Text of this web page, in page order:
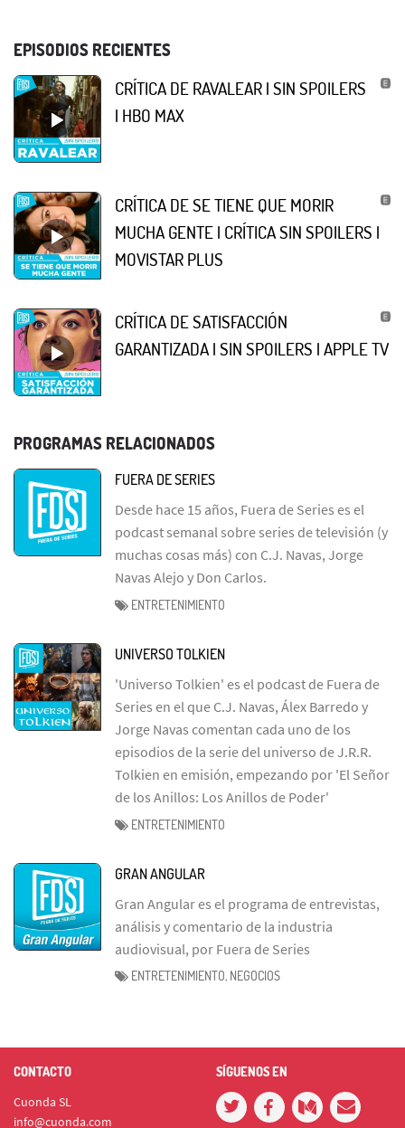
EPISODIOS RECIENTES
CRÍTICA DE RAVALEAR | SIN SPOILERS
| HBO MAX
CRÍTICA DE SE TIENE QUE MORIR
MUCHA GENTE | CRÍTICA SIN SPOILERS |
MOVISTAR PLUS
CRÍTICA DE SATISFACCIÓN
GARANTIZADA | SIN SPOILERS | APPLE TV
PROGRAMAS RELACIONADOS
FUERA DE SERIES
Desde hace 15 años, Fuera de Series es el
podcast semanal sobre series de televisión (y
muchas cosas más) con C.J. Navas, Jorge
Navas Alejo y Don Carlos.
ENTRETENIMIENTO
UNIVERSO TOLKIEN
'Universo Tolkien' es el podcast de Fuera de
Series en el que C.J. Navas, Álex Barredo y
Jorge Navas comentan cada uno de los
episodios de la serie del universo de J.R.R.
Tolkien en emisión, empezando por 'El Señor
de los Anillos: Los Anillos de Poder'
ENTRETENIMIENTO
GRAN ANGULAR
Gran Angular es el programa de entrevistas,
análisis y comentario de la industria
audiovisual, por Fuera de Series
ENTRETENIMIENTO, NEGOCIOS
CONTACTO
Cuonda SL
info@cuonda.com
SÍGUENOS EN